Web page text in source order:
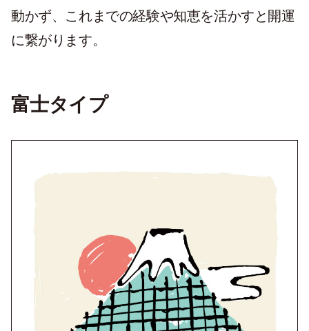
動かず、これまでの経験や知恵を活かすと開運
に繋がります。
富士タイプ